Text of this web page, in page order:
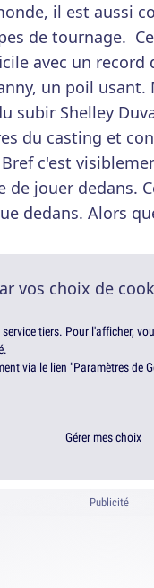
il est aussi
de tournage.
avec un record
un poil
subir Shelley
du casting et
c'est
de jouer dedans.
dedans. Alors
vos choix de
tiers. Pour l'afficher,
via le lien "Paramètres de
Gérer mes choix
Publicité